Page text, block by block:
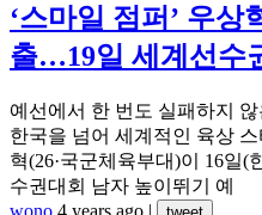
‘스마일 점퍼’ 우상
출…19일 세계선수
예선에서 한 번도 실패하지
한국을 넘어 세계적인 육상
혁(26·국군체육부대)이 16일(
수권대회 남자 높이뛰기 예
wono 4 years ago |